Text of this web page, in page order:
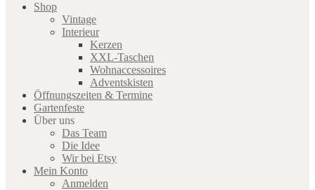
Shop
Vintage
Interieur
Kerzen
XXL-Taschen
Wohnaccessoires
Adventskisten
Öffnungszeiten & Termine
Gartenfeste
Über uns
Das Team
Die Idee
Wir bei Etsy
Mein Konto
Anmelden